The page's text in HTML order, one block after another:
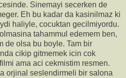
Sinemayi secerken de
Eh bu kadar da kasinilmaz ki
haliyle, cocuktan gecilmiyordu.
tahammul edemem ben,
de olsa bu boyle. Tam bir
cikip gitmemek icin cok
ama aci cekmistim resmen.
orjinal seslendirmeli bir salona